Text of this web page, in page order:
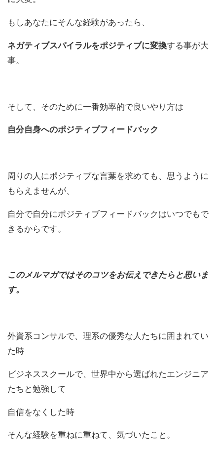
もしあなたにそんな経験があったら、
ネガティブスパイラルをポジティブに変換する事が大
事。
そして、そのために一番効率的で良いやり方は
自分自身へのポジティブフィードバック
周りの人にポジティブな言葉を求めても、 思うように
もらえませんが、
自分で自分にポジティブフィードバックはいつでもで
きるからです。
このメルマガではそのコツをお伝えできたらと思いま
す。
外資系コンサルで、理系の優秀な人たちに囲まれてい
た時
ビジネススクールで、 世界中から選ばれたエンジニア
たちと勉強して
自信をなくした時
そんな経験を重ねに重ねて、気づいたこと。